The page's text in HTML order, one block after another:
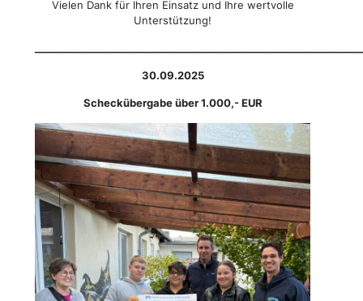
Vielen Dank für Ihren Einsatz und Ihre wertvolle
Unterstützung!
30.09.2025
Scheckübergabe über 1.000,- EUR